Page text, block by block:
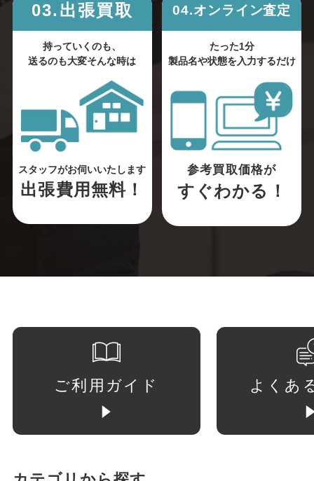
03.出張買取
持っていくのも、
送るのも大変そんな時は
スタッフがお伺いいたします
出張費用無料！
04.オンライン査定
たった1分
製品名や状態を入力するだけ
参考買取価格が
すぐわかる！
ご利用ガイド よくあ